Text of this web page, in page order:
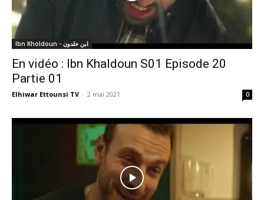
Ibn Kholdoun - ابن خلدون
En vidéo : Ibn Khaldoun S01 Episode 20
Partie 01
Elhiwar Ettounsi TV - 2 mai 2021 0